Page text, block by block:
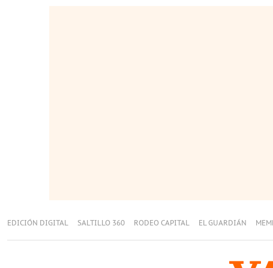
EDICIÓN DIGITAL SALTILLO 360 RODEO CAPITAL EL GUARDIÁN